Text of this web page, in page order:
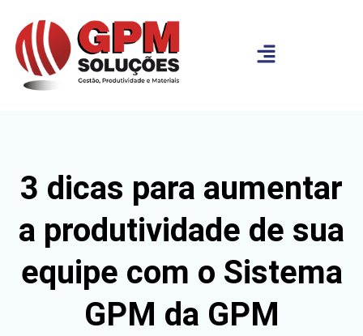
3 dicas para aumentar
a produtividade de sua
equipe com o Sistema
GPM da GPM